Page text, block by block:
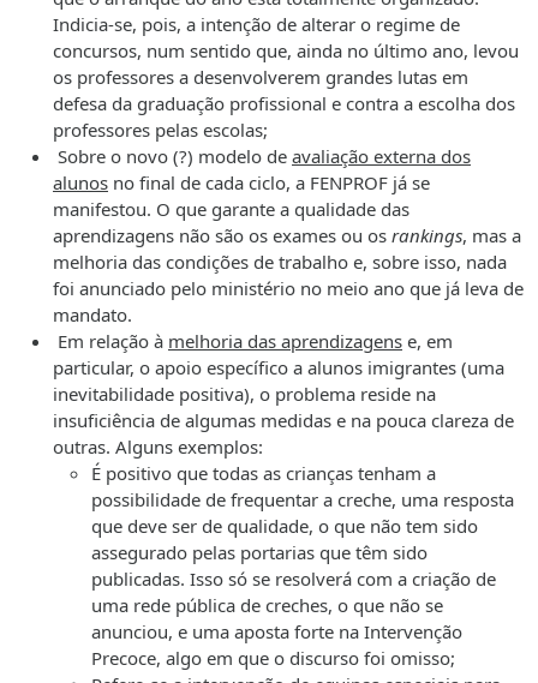
Indicia-se, pois, a intenção de alterar o regime de
concursos, num sentido que, ainda no último ano, levou
os professores a desenvolverem grandes lutas em
defesa da graduação profissional e contra a escolha dos
professores pelas escolas;
Sobre o novo (?) modelo de avaliação externa dos
alunos no final de cada ciclo, a FENPROF já se
manifestou. O que garante a qualidade das
aprendizagens não são os exames ou os rankings, mas a
melhoria das condições de trabalho e, sobre isso, nada
foi anunciado pelo ministério no meio ano que já leva de
mandato.
Em relação à melhoria das aprendizagens e, em
particular, o apoio específico a alunos imigrantes (uma
inevitabilidade positiva), o problema reside na
insuficiência de algumas medidas e na pouca clareza de
outras. Alguns exemplos:
É positivo que todas as crianças tenham a
possibilidade de frequentar a creche, uma resposta
que deve ser de qualidade, o que não tem sido
assegurado pelas portarias que têm sido
publicadas. Isso só se resolverá com a criação de
uma rede pública de creches, o que não se
anunciou, e uma aposta forte na Intervenção
Precoce, algo em que o discurso foi omisso;